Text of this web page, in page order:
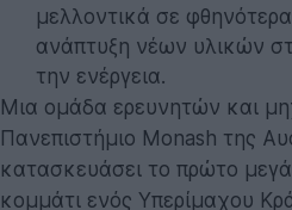
μελλοντικά σε
ανάπτυξη νέων υλικών
την ενέργεια.
Μια ομάδα ερευνητών και
Πανεπιστήμιο Monash της
κατασκευάσει το πρώτο
κομμάτι ενός Υπερίμαχου